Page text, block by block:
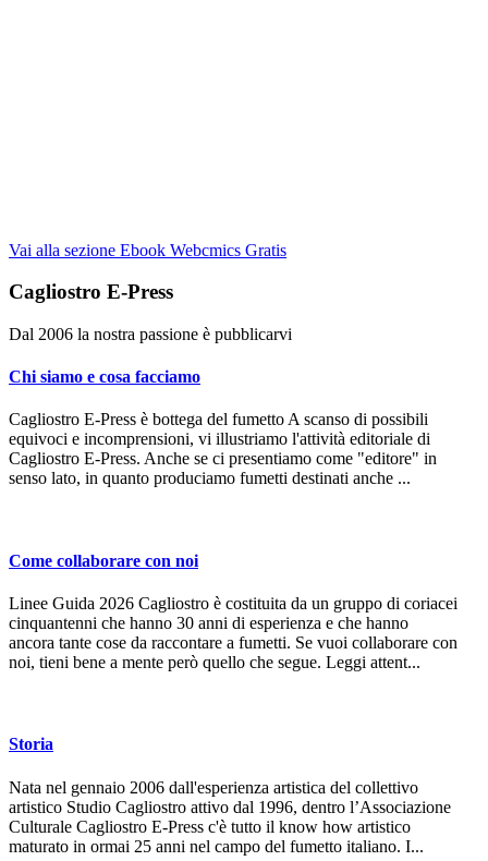
Vai alla sezione Ebook Webcmics Gratis
Cagliostro E-Press
Dal 2006 la nostra passione è pubblicarvi
Chi siamo e cosa facciamo
Cagliostro E-Press è bottega del fumetto A scanso di possibili
equivoci e incomprensioni, vi illustriamo l'attività editoriale di
Cagliostro E-Press. Anche se ci presentiamo come "editore" in
senso lato, in quanto produciamo fumetti destinati anche ...
Come collaborare con noi
Linee Guida 2026 Cagliostro è costituita da un gruppo di coriacei
cinquantenni che hanno 30 anni di esperienza e che hanno
ancora tante cose da raccontare a fumetti. Se vuoi collaborare con
noi, tieni bene a mente però quello che segue. Leggi attent...
Storia
Nata nel gennaio 2006 dall'esperienza artistica del collettivo
artistico Studio Cagliostro attivo dal 1996, dentro l’Associazione
Culturale Cagliostro E-Press c'è tutto il know how artistico
maturato in ormai 25 anni nel campo del fumetto italiano. I...